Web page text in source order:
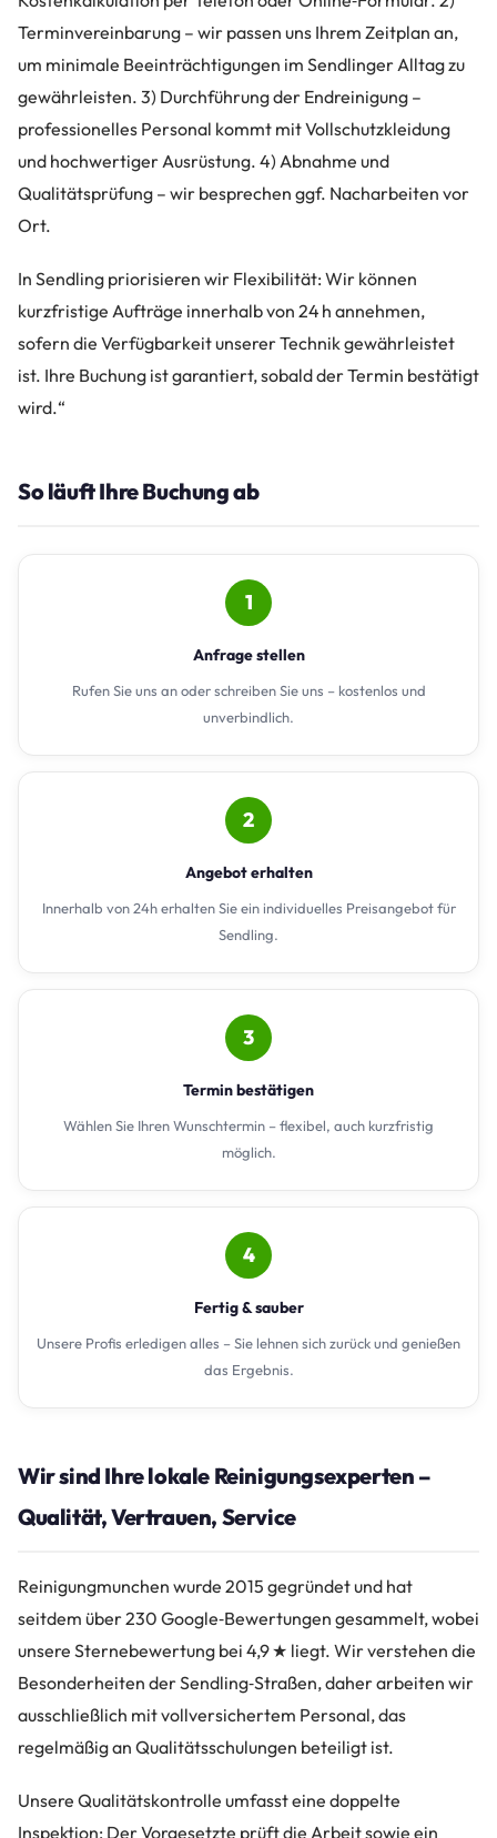
Terminvereinbarung – wir passen uns Ihrem Zeitplan an,
um minimale Beeinträchtigungen im Sendlinger Alltag zu
gewährleisten. 3) Durchführung der Endreinigung –
professionelles Personal kommt mit Vollschutzkleidung
und hochwertiger Ausrüstung. 4) Abnahme und
Qualitätsprüfung – wir besprechen ggf. Nacharbeiten vor
Ort.
In Sendling priorisieren wir Flexibilität: Wir können
kurzfristige Aufträge innerhalb von 24 h annehmen,
sofern die Verfügbarkeit unserer Technik gewährleistet
ist. Ihre Buchung ist garantiert, sobald der Termin bestätigt
wird.“
So läuft Ihre Buchung ab
1
Anfrage stellen
Rufen Sie uns an oder schreiben Sie uns – kostenlos und
unverbindlich.
2
Angebot erhalten
Innerhalb von 24h erhalten Sie ein individuelles Preisangebot für
Sendling.
3
Termin bestätigen
Wählen Sie Ihren Wunschtermin – flexibel, auch kurzfristig
möglich.
4
Fertig & sauber
Unsere Profis erledigen alles – Sie lehnen sich zurück und genießen
das Ergebnis.
Wir sind Ihre lokale Reinigungsexperten –
Qualität, Vertrauen, Service
Reinigungmunchen wurde 2015 gegründet und hat
seitdem über 230 Google‑Bewertungen gesammelt, wobei
unsere Sternebewertung bei 4,9 ★ liegt. Wir verstehen die
Besonderheiten der Sendling‑Straßen, daher arbeiten wir
ausschließlich mit vollversichertem Personal, das
regelmäßig an Qualitätsschulungen beteiligt ist.
Unsere Qualitätskontrolle umfasst eine doppelte
Inspektion: Der Vorgesetzte prüft die Arbeit sowie ein